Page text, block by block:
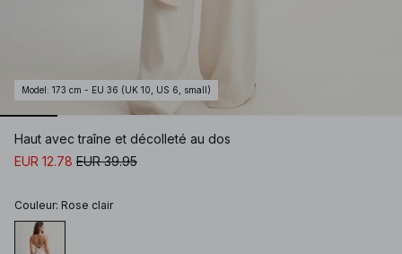
Model : 173 cm - EU 36 (UK 10, US 6, small)
Haut avec traîne et décolleté au dos
EUR 12.78 EUR 39.95
Couleur: Rose clair